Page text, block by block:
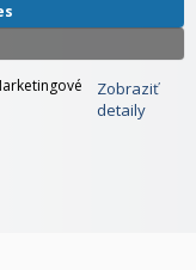
Zobraziť
detaily